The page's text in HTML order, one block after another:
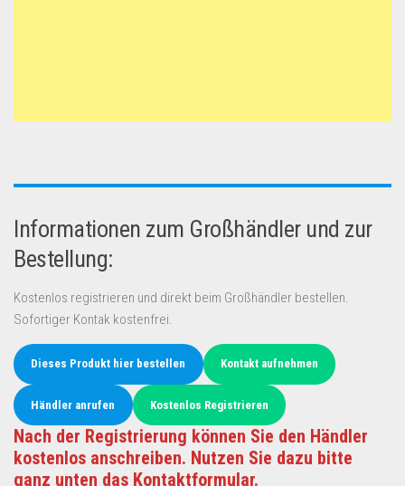
Informationen zum Großhändler und zur
Bestellung:
Kostenlos registrieren und direkt beim Großhändler bestellen.
Sofortiger Kontak kostenfrei.
Dieses Produkt hier bestellen Kontakt aufnehmen
Händler anrufen Kostenlos Registrieren
Nach der Registrierung können Sie den Händler
kostenlos anschreiben. Nutzen Sie dazu bitte
ganz unten das Kontaktformular.